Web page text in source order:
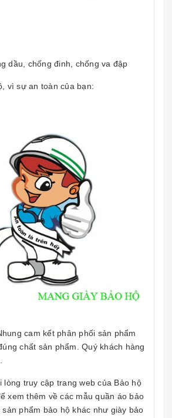
dầu, chống đinh, chống va đập
vì sự an toàn của bạn:
cam kết phân phối sản phẩm
chất sản phẩm. Quý khách hàng
lòng truy cập trang web của Bảo hộ
xem thêm về các mẫu quần áo bảo
phẩm bảo hộ khác như giày bảo